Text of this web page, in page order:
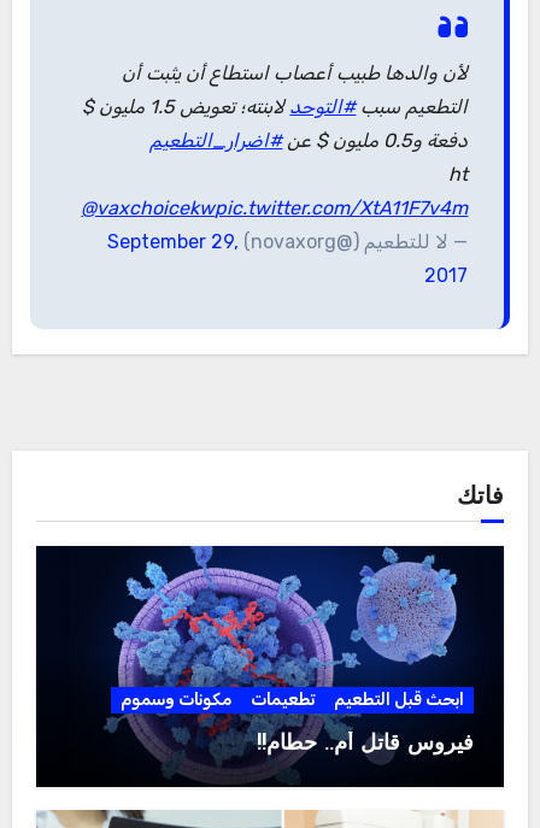
لأن والدها طبيب أعصاب استطاع أن يثبت أن
التطعيم سبب#التوحد
لابنته؛ تعويض 1.5 مليون $
دفعة و0.5 مليون $ عن
#اضرار_التطعيم
ht
@vaxchoicekwpic.twitter.com/XtA11F7v4m
— لا للتطعيم (@novaxorg)
September 29,
2017
فاتك
ابحث قبل التطعيم تطعيمات مكونات وسموم
فيروس قاتل أم.. حطام!!